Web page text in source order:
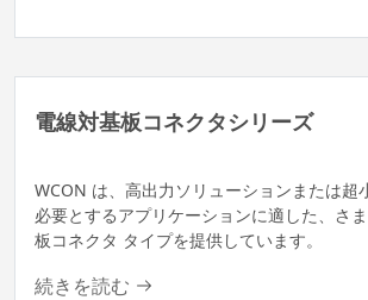
電線対基板コネクタシリーズ
WCON は、高出力ソリューションまたは超
必要とするアプリケーションに適した、さ
板コネクタ タイプを提供しています。
続きを読む